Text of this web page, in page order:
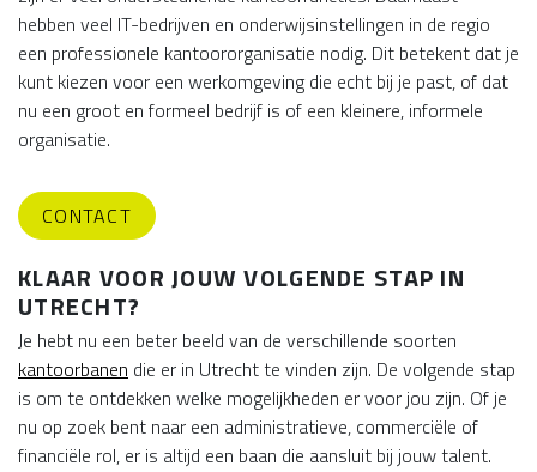
hebben veel IT-bedrijven en onderwijsinstellingen in de regio
een professionele kantoororganisatie nodig. Dit betekent dat je
kunt kiezen voor een werkomgeving die echt bij je past, of dat
nu een groot en formeel bedrijf is of een kleinere, informele
organisatie.
CONTACT
KLAAR VOOR JOUW VOLGENDE STAP IN
UTRECHT?
Je hebt nu een beter beeld van de verschillende soorten
kantoorbanen die er in Utrecht te vinden zijn. De volgende stap
is om te ontdekken welke mogelijkheden er voor jou zijn. Of je
nu op zoek bent naar een administratieve, commerciële of
financiële rol, er is altijd een baan die aansluit bij jouw talent.